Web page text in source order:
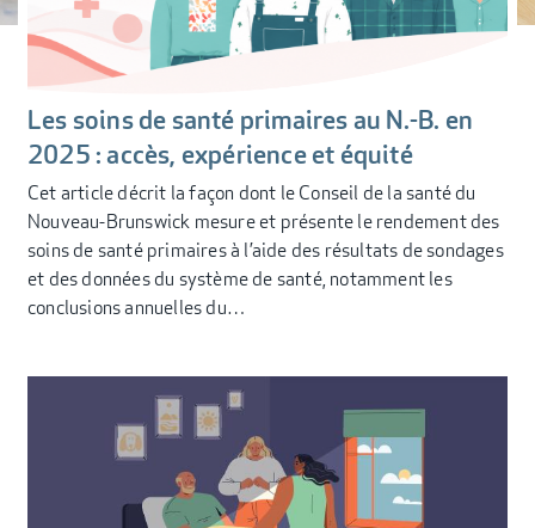
Les soins de santé primaires au N.-B. en
2025 : accès, expérience et équité
Cet article décrit la façon dont le Conseil de la santé du
Nouveau-Brunswick mesure et présente le rendement des
soins de santé primaires à l’aide des résultats de sondages
et des données du système de santé, notamment les
conclusions annuelles du…